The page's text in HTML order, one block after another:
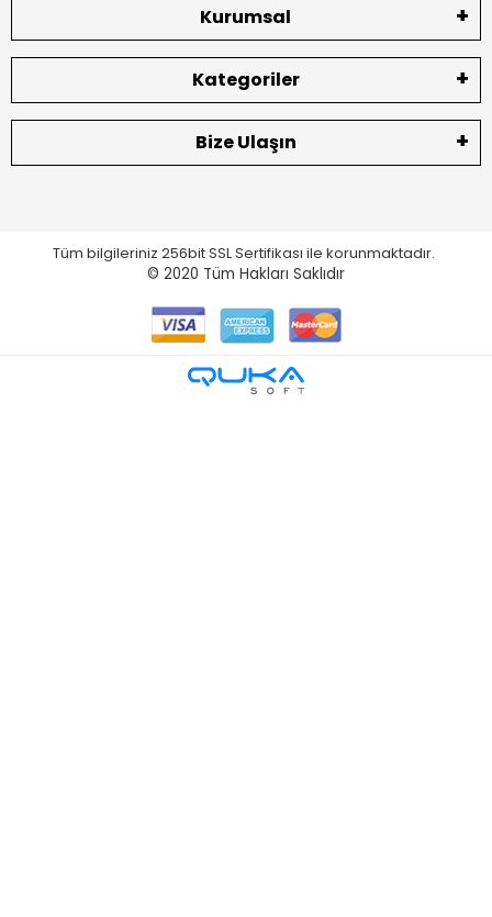
Kurumsal
Kategoriler
Bize Ulaşın
Tüm bilgileriniz 256bit SSL Sertifikası ile korunmaktadır.
© 2020 Tüm Hakları Saklıdır